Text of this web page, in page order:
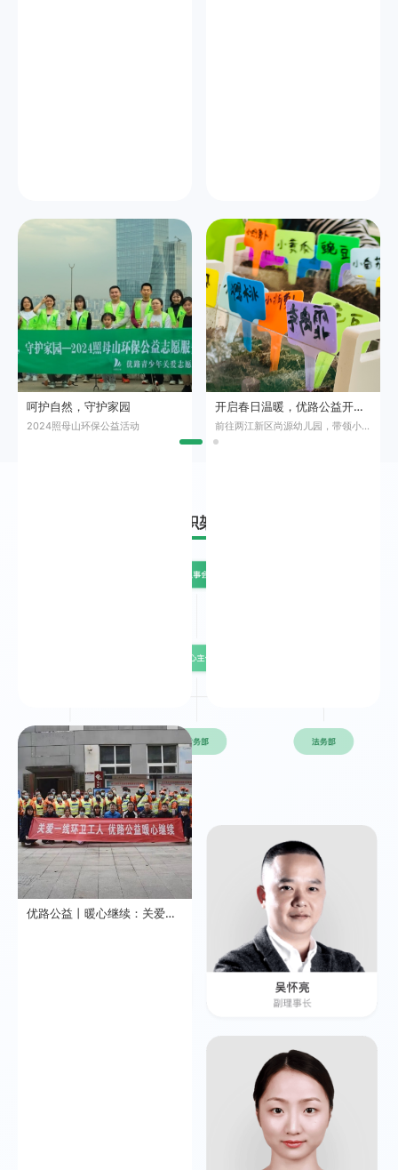
呵护自然，守护家园
2024照母山环保公益活动
开启春日温暖，优路公益开展环保主题公益活动
前往两江新区尚源幼儿园，带领小朋友体验亲手种植。
优路公益丨暖心继续：关爱一线环卫工人
组织架构
理事会成员